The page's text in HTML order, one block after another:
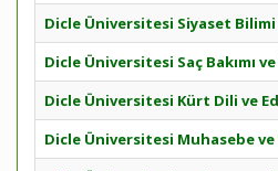
Dicle Üniversitesi Siyaset
Dicle Üniversitesi Saç Bakımı
Dicle Üniversitesi Kürt Dili ve
Dicle Üniversitesi Muhasebe ve